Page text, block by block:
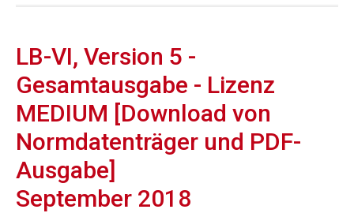
LB-VI, Version 5 -
Gesamtausgabe - Lizenz
MEDIUM [Download von
Normdatenträger und PDF-
Ausgabe]
September 2018